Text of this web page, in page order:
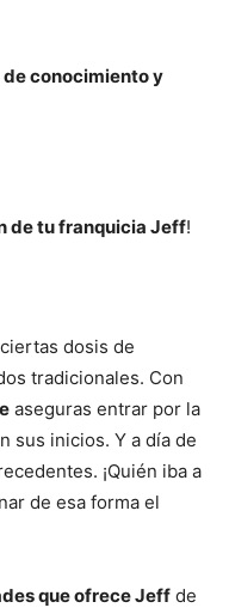
conocimiento y
de tu franquicia Jeff!
dosis de
tradicionales. Con
aseguras entrar por la
sus inicios. Y a día de
¡Quién iba a
de esa forma el
que ofrece Jeff de